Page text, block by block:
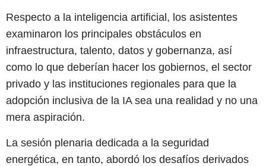
Respecto a la inteligencia artificial, los asistentes
examinaron los principales obstáculos en
infraestructura, talento, datos y gobernanza, así
como lo que deberían hacer los gobiernos, el sector
privado y las instituciones regionales para que la
adopción inclusiva de la IA sea una realidad y no una
mera aspiración.
La sesión plenaria dedicada a la seguridad
energética, en tanto, abordó los desafíos derivados